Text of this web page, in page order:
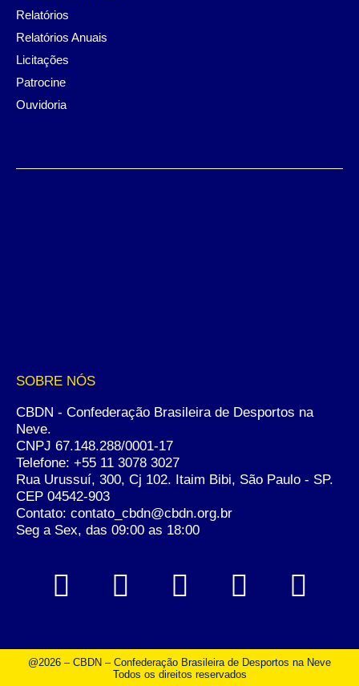
Relatórios
Relatórios Anuais
Licitações
Patrocine
Ouvidoria
SOBRE NÓS
CBDN - Confederação Brasileira de Desportos na
Neve.
CNPJ 67.148.288/0001-17
Telefone: +55 11 3078 3027
Rua Urussuí, 300, Cj 102. Itaim Bibi, São Paulo - SP.
CEP 04542-903
Contato: contato_cbdn@cbdn.org.br
Seg a Sex, das 09:00 as 18:00
@2026 – CBDN – Confederação Brasileira de Desportos na Neve
Todos os direitos reservados